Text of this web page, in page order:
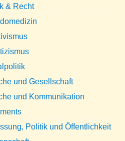
& Recht
und Gesellschaft
und Kommunikation
Politik und Öffentlichkeit